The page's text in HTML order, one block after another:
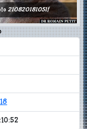
210820181051f